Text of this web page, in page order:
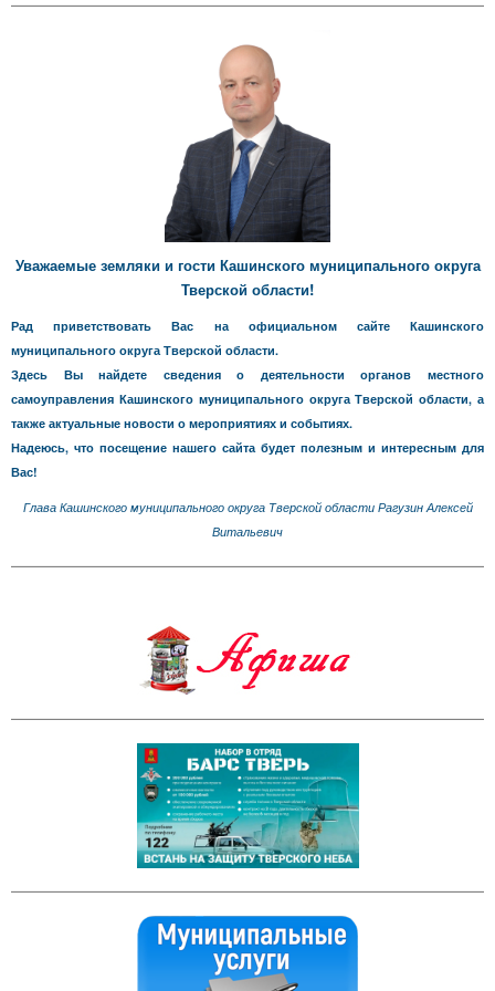
Уважаемые земляки и гости Кашинского муниципального округа
Тверской области!
Рад приветствовать Вас на официальном сайте Кашинского
муниципального округа Тверской области.
Здесь Вы найдете сведения о деятельности органов местного
самоуправления Кашинского муниципального округа Тверской области, а
также актуальные новости о мероприятиях и событиях.
Надеюсь, что посещение нашего сайта будет полезным и интересным для
Вас!
Глава Кашинского муниципального округа Тверской области Рагузин Алексей
Витальевич